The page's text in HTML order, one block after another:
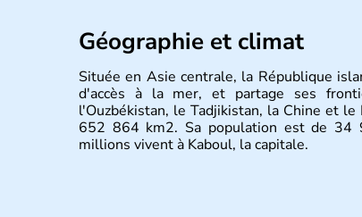
Géographie et climat
Située en Asie centrale, la République
d'accès à la mer, et partage ses
l'Ouzbékistan, le Tadjikistan, la Chine et
652 864 km2. Sa population est de
millions vivent à Kaboul, la capitale.